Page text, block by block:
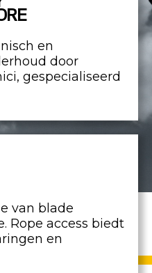
en
door
gespecialiseerd
van blade
Rope access biedt
en